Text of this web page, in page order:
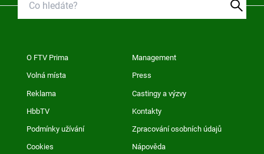
O FTV Prima Management
Volná místa Press
Reklama Castingy a výzvy
HbbTV Kontakty
Podmínky užívání Zpracování osobních údajů
Cookies Nápověda